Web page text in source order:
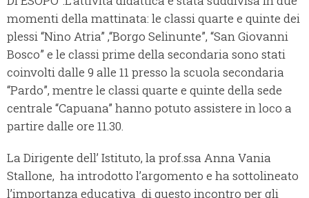
momenti della mattinata: le classi quarte e quinte dei
plessi “Nino Atria” ,“Borgo Selinunte”, “San Giovanni
Bosco” e le classi prime della secondaria sono stati
coinvolti dalle 9 alle 11 presso la scuola secondaria
“Pardo”, mentre le classi quarte e quinte della sede
centrale “Capuana” hanno potuto assistere in loco a
partire dalle ore 11.30.
La Dirigente dell’ Istituto, la prof.ssa Anna Vania
Stallone, ha introdotto l’argomento e ha sottolineato
l’importanza educativa di questo incontro per gli